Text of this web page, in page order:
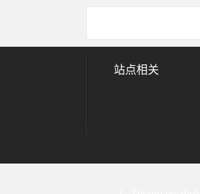
站点相关